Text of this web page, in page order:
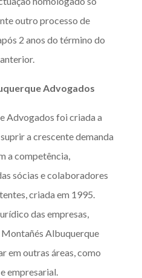
outro processo de
2 anos do término do
Advogados
Advogados foi criada a
a crescente demanda
a competência,
sócias e colaboradores
criada em 1995.
das empresas,
Albuquerque
em outras áreas, como
empresarial.